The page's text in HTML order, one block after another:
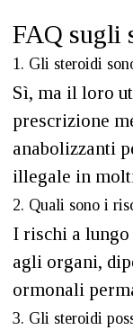
FAQ sugli
1. Gli steroidi
Sì, ma il loro
prescrizione
anabolizzanti
illegale in
2. Quali sono i
I rischi a
agli organi,
ormonali
3. Gli steroidi